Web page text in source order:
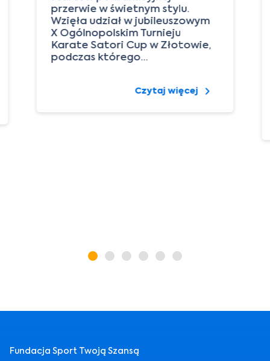
przerwie w świetnym stylu.
Wzięła udział w jubileuszowym
X Ogólnopolskim Turnieju
Karate Satori Cup w Złotowie,
podczas którego…
Czytaj więcej
Fundacja Sport Twoją Szansą